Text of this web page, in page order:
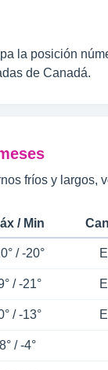
la posición
de Canadá.
fríos y largos,
/ Min
/ -20°
/ -21°
/ -13°
8° / -4°